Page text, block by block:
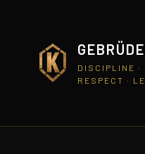
DISCIPLINE ·
RESPECT ·